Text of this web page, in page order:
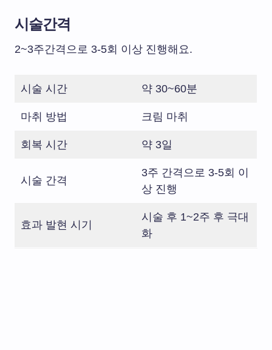
시술간격
2~3주간격으로 3-5회 이상 진행해요.
시술 시간 약 30~60분
마취 방법 크림 마취
회복 시간 약 3일
시술 간격
3주 간격으로 3-5회 이
상 진행
효과 발현 시기
시술 후 1~2주 후 극대
화